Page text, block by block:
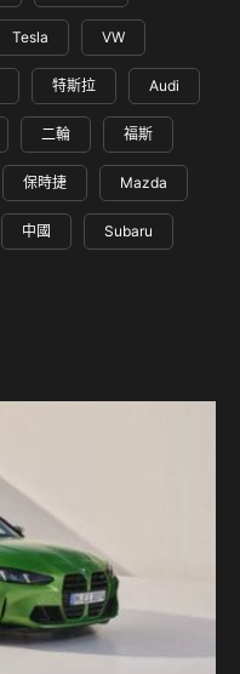
Tesla VW
特斯拉 Audi
二輪 福斯
保時捷 Mazda
中國 Subaru